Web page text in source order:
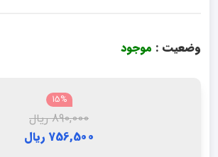
وضعیت : موجود
15%
890,000 ریال
756,500 ریال